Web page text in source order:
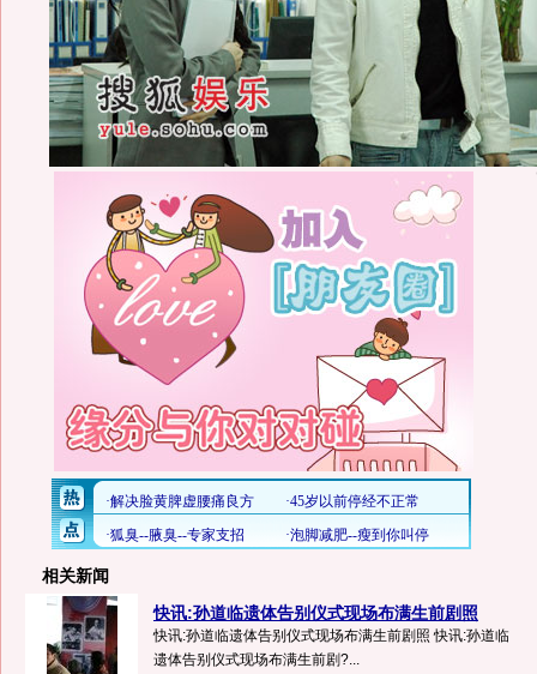
相关新闻
快讯:孙道临遗体告别仪式现场布满生前剧照
快讯:孙道临遗体告别仪式现场布满生前剧照 快讯:孙道临
遗体告别仪式现场布满生前剧?...